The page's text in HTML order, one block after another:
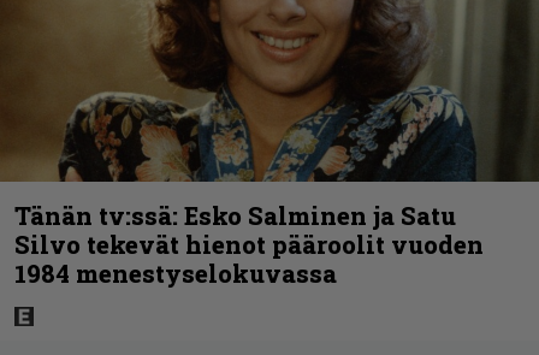
Tänän tv:ssä: Esko Salminen ja Satu
Silvo tekevät hienot pääroolit vuoden
1984 menestyselokuvassa